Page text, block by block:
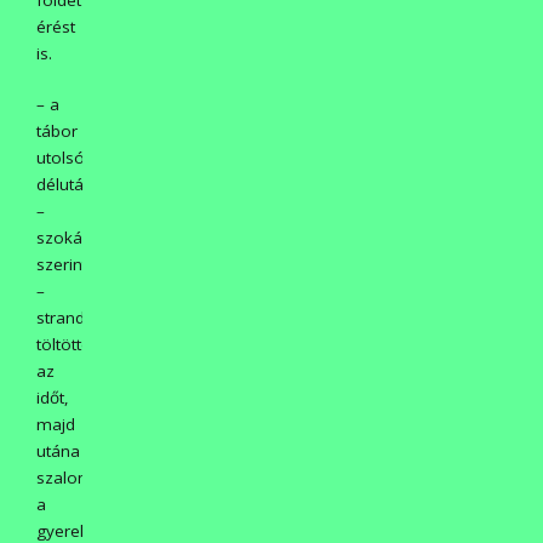
érést
is.
– a
tábor
utolsó
délutánján
–
szokás
szerint
–
strandolással
töltötték
az
időt,
majd
utána
szalonnasütés
a
gyerekeknek,